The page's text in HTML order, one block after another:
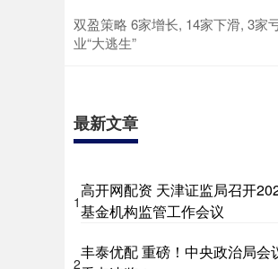
双盈策略 6家增长, 14家下滑, 3家
业“大逃生”
最新文章
1
高开网配资 天津证监局召开
基金机构监管工作会议
2
丰泰优配 重磅！中央政治局会